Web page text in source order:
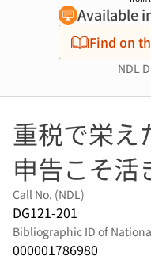
Available
Find on
NDL
重税で栄え
申告こそ活
Call No. (NDL)
DG121-201
Bibliographic ID of
000001786980